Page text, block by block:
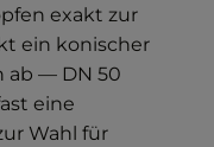
exakt zur
ein konischer
ab — DN 50
eine
Wahl für